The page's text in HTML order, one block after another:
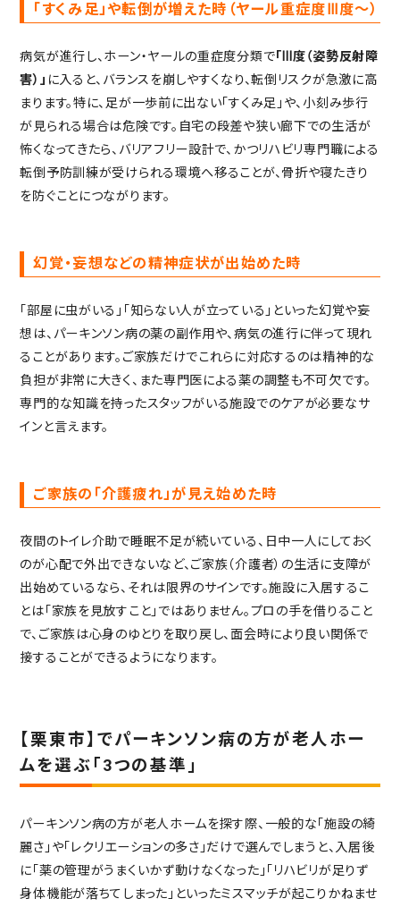
「すくみ足」や転倒が増えた時（ヤール重症度Ⅲ度〜）
病気が進行し、ホーン・ヤールの重症度分類で「Ⅲ度（姿勢反射障
害）」 に入ると、バランスを崩しやすくなり、転倒リスクが急激に高
まります。特に、足が一歩前に出ない「すくみ足」や、小刻み歩行
が見られる場合は危険です。自宅の段差や狭い廊下での生活が
怖くなってきたら、バリアフリー設計で、かつリハビリ専門職による
転倒予防訓練が受けられる環境へ移ることが、骨折や寝たきり
を防ぐことにつながります。
幻覚・妄想などの精神症状が出始めた時
「部屋に虫がいる」「知らない人が立っている」といった幻覚や妄
想は、パーキンソン病の薬の副作用や、病気の進行に伴って現れ
ることがあります。ご家族だけでこれらに対応するのは精神的な
負担が非常に大きく、また専門医による薬の調整も不可欠です。
専門的な知識を持ったスタッフがいる施設でのケアが必要なサ
インと言えます。
ご家族の「介護疲れ」が見え始めた時
夜間のトイレ介助で睡眠不足が続いている、日中一人にしておく
のが心配で外出できないなど、ご家族（介護者）の生活に支障が
出始めているなら、それは限界のサインです。施設に入居するこ
とは「家族を見放すこと」ではありません。プロの手を借りること
で、ご家族は心身のゆとりを取り戻し、面会時により良い関係で
接することができるようになります。
【栗東市】でパーキンソン病の方が老人ホー
ムを選ぶ「3つの基準」
パーキンソン病の方が老人ホームを探す際、一般的な「施設の綺
麗さ」や「レクリエーションの多さ」だけで選んでしまうと、入居後
に「薬の管理がうまくいかず動けなくなった」「リハビリが足りず
身体機能が落ちてしまった」といったミスマッチが起こりかねませ